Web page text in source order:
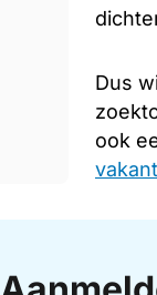
Dus
ook